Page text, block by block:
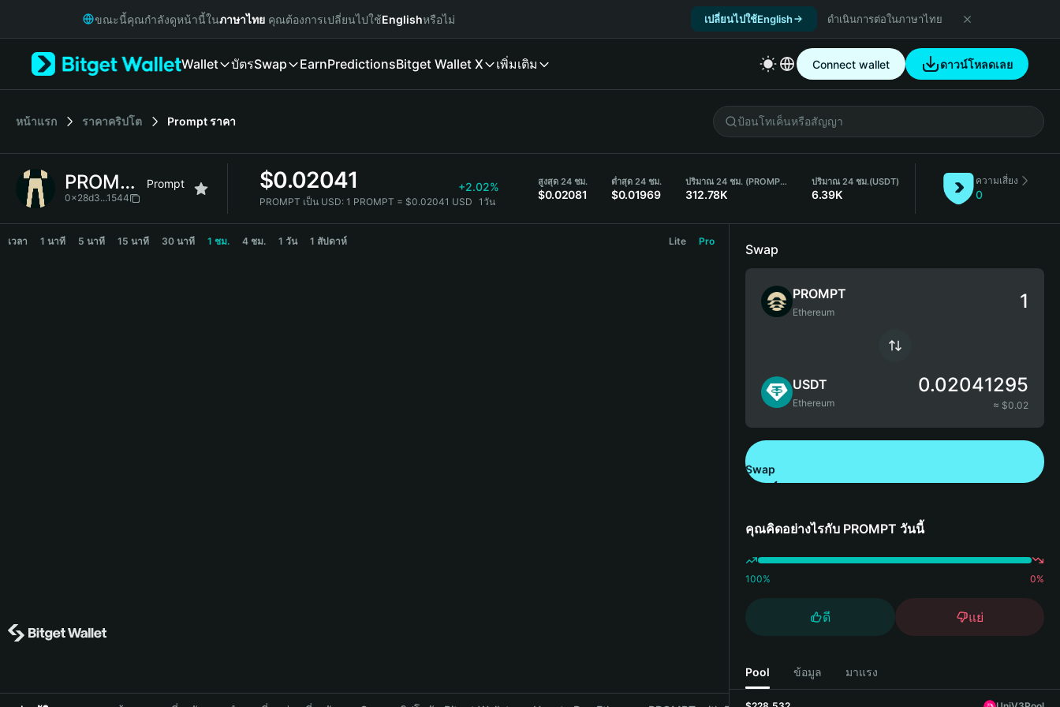
Русский
Italiano
简体中文
繁體中文
Bahasa Indonesia
ขณะนี้คุณกำลังดูหน้านี้ในภาษาไทย คุณต้องการเปลี่ยนไปใช้Englishหรือไม่ เปลี่ยนไปใช้English ดำเนินการต่อในภาษาไทย
Wallet บัตรSwap EarnPredictionsBitget Wallet X เพิ่มเติม Connect wallet ดาวน์โหลดเลย
หน้าแรก ราคาคริปโต Promptราคา
PROMPT Prompt
0x28d3...1544
$0.02041 +2.02%
PROMPT เป็น USD: 1 PROMPT = $0.02041 USD 1วัน
สูงสุด 24 ชม.
$0.02081
ต่ำสุด 24 ชม.
$0.01969
ปริมาณ 24 ชม. (PROMPT)
312.78K
ปริมาณ 24 ชม.(USDT)
6.39K
ความเสี่ยง
0
PROMPT Price Chart
เวลา 1 นาที 5 นาที 15 นาที 30 นาที 1 ชม. 4 ชม. 1 วัน 1 สัปดาห์ Lite Pro
Swap
PROMPT
Ethereum
USDT
Ethereum
0.02041295
≈ $0.02
Swap
คุณคิดอย่างไรกับ PROMPT วันนี้
100% 0%
ดี แย่
Pool ข้อมูล มาแรง